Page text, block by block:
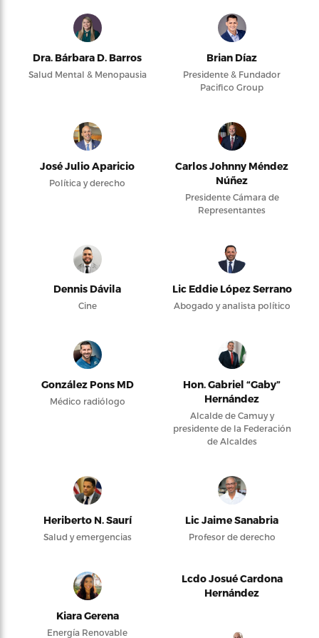
Dra. Bárbara D. Barros
Salud Mental & Menopausia
Brian Díaz
Presidente & Fundador
Pacifico Group
José Julio Aparicio
Política y derecho
Carlos Johnny Méndez
Núñez
Presidente Cámara de
Representantes
Dennis Dávila
Cine
Lic Eddie López Serrano
Abogado y analista político
González Pons MD
Médico radiólogo
Hon. Gabriel “Gaby”
Hernández
Alcalde de Camuy y
presidente de la Federación
de Alcaldes
Heriberto N. Saurí
Salud y emergencias
Lic Jaime Sanabria
Profesor de derecho
Kiara Gerena
Energía Renovable
Lcdo Josué Cardona
Hernández